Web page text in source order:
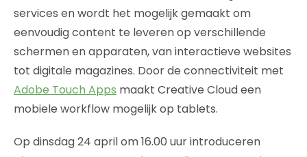
services en wordt het mogelijk gemaakt om
eenvoudig content te leveren op verschillende
schermen en apparaten, van interactieve websites
tot digitale magazines. Door de connectiviteit met
Adobe Touch Apps maakt Creative Cloud een
mobiele workflow mogelijk op tablets.
Op dinsdag 24 april om 16.00 uur introduceren